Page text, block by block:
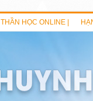
THẦN HỌC ONLINE |